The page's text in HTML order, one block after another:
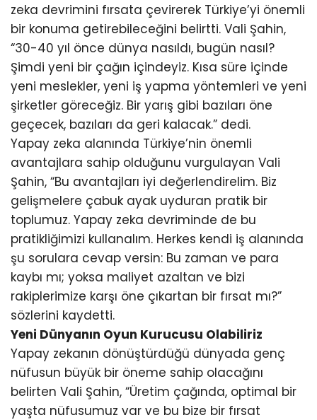
zeka devrimini fırsata çevirerek Türkiye’yi önemli
bir konuma getirebileceğini belirtti. Vali Şahin,
“30-40 yıl önce dünya nasıldı, bugün nasıl?
Şimdi yeni bir çağın içindeyiz. Kısa süre içinde
yeni meslekler, yeni iş yapma yöntemleri ve yeni
şirketler göreceğiz. Bir yarış gibi bazıları öne
geçecek, bazıları da geri kalacak.” dedi.
Yapay zeka alanında Türkiye’nin önemli
avantajlara sahip olduğunu vurgulayan Vali
Şahin, “Bu avantajları iyi değerlendirelim. Biz
gelişmelere çabuk ayak uyduran pratik bir
toplumuz. Yapay zeka devriminde de bu
pratikliğimizi kullanalım. Herkes kendi iş alanında
şu sorulara cevap versin: Bu zaman ve para
kaybı mı; yoksa maliyet azaltan ve bizi
rakiplerimize karşı öne çıkartan bir fırsat mı?”
sözlerini kaydetti.
Yeni Dünyanın Oyun Kurucusu Olabiliriz
Yapay zekanın dönüştürdüğü dünyada genç
nüfusun büyük bir öneme sahip olacağını
belirten Vali Şahin, “Üretim çağında, optimal bir
yaşta nüfusumuz var ve bu bize bir fırsat